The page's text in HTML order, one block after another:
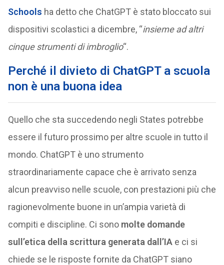
Schools ha detto che ChatGPT è stato bloccato sui
dispositivi scolastici a dicembre, “insieme ad altri
cinque strumenti di imbroglio“.
Perché il divieto di ChatGPT a scuola
non è una buona idea
Quello che sta succedendo negli States potrebbe
essere il futuro prossimo per altre scuole in tutto il
mondo. ChatGPT è uno strumento
straordinariamente capace che è arrivato senza
alcun preavviso nelle scuole, con prestazioni più che
ragionevolmente buone in un’ampia varietà di
compiti e discipline. Ci sono molte domande
sull’etica della scrittura generata dall’IA e ci si
chiede se le risposte fornite da ChatGPT siano